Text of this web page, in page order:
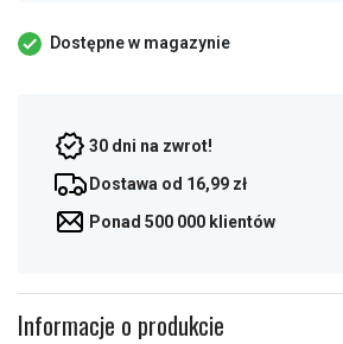
Dostępne w magazynie
30 dni na zwrot!
Dostawa od 16,99 zł
Ponad 500 000 klientów
Informacje o produkcie